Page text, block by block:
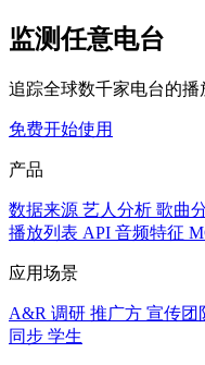
监测任意电台
追踪全球数千家电台的播
免费开始使用
产品
数据来源 艺人分析 歌曲
播放列表 API 音频特征
应用场景
A&R 调研 推广方 宣传团
同步 学生